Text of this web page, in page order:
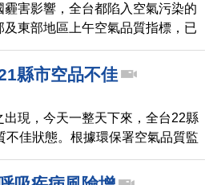
害影響，全台都陷入空氣污染的
東部地區上午空氣品質指標，已
空氣品質依然不良，尤其是雲嘉
22個達到全民不健康的紅色有害
警示等級。
縣市空品不佳
現，今天一整天下來，全台22縣
佳狀態。根據環保署空氣品質監
多達60個測站的空氣品質指標，
甚至連宜蘭、花蓮、恆春也都淪